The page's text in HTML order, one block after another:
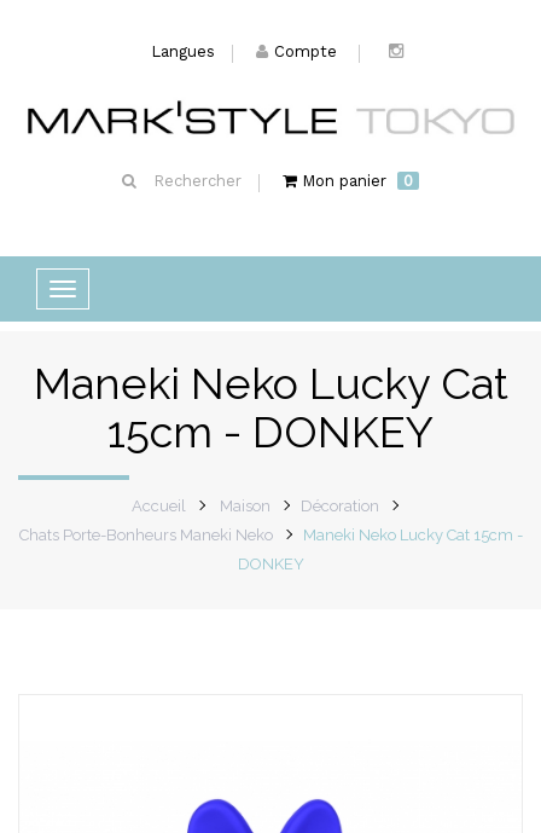
Langues Compte
Rechercher Mon panier 0
Basculer
la
Maneki Neko Lucky Cat
15cm - DONKEY
Accueil Maison
Décoration
Chats Porte-Bonheurs Maneki Neko
Maneki Neko Lucky Cat 15cm -
DONKEY